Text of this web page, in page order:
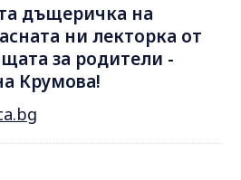
дъщеричка на
ни лекторка от
за родители -
Крумова!